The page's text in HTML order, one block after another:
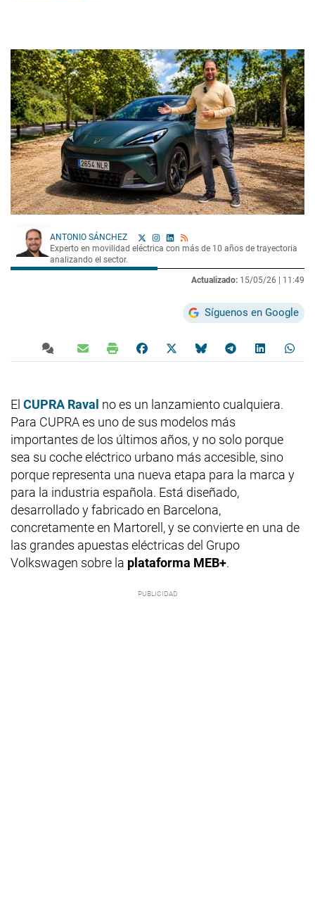
ANTONIO SÁNCHEZ
Experto en movilidad eléctrica con más de 10 años de trayectoria
analizando el sector.
Actualizado: 15/05/26 | 11:49
Síguenos en Google
El CUPRA Raval no es un lanzamiento cualquiera.
Para CUPRA es uno de sus modelos más
importantes de los últimos años, y no solo porque
sea su coche eléctrico urbano más accesible, sino
porque representa una nueva etapa para la marca y
para la industria española. Está diseñado,
desarrollado y fabricado en Barcelona,
concretamente en Martorell, y se convierte en una de
las grandes apuestas eléctricas del Grupo
Volkswagen sobre la plataforma MEB+.